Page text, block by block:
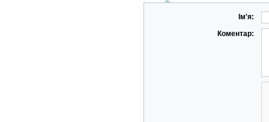
Ім'я:
Коментар: